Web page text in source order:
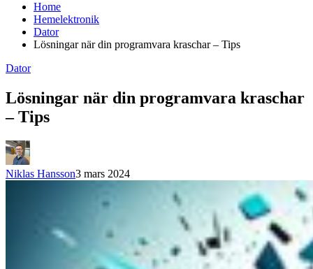
Home
Hemelektronik
Dator
Lösningar när din programvara kraschar – Tips
Dator
Lösningar när din programvara kraschar
– Tips
Niklas Hansson3 mars 2024